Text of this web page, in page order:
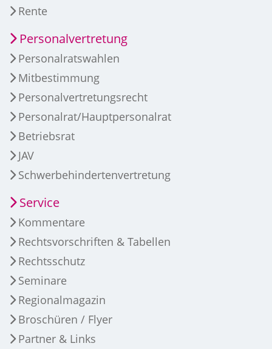
Rente
Personalvertretung
Personalratswahlen
Mitbestimmung
Personalvertretungsrecht
Personalrat/Hauptpersonalrat
Betriebsrat
JAV
Schwerbehindertenvertretung
Service
Kommentare
Rechtsvorschriften & Tabellen
Rechtsschutz
Seminare
Regionalmagazin
Broschüren / Flyer
Partner & Links